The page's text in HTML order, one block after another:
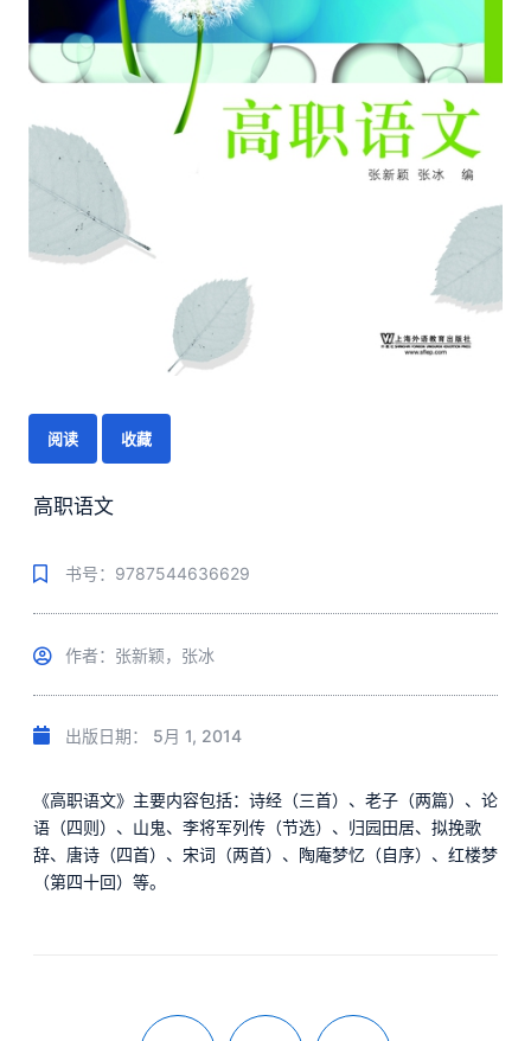
阅读 收藏
高职语文
书号：9787544636629
作者：张新颖，张冰
出版日期： 5月 1, 2014
《高职语文》主要内容包括：诗经（三首）、老子（两篇）、论
语（四则）、山鬼、李将军列传（节选）、归园田居、拟挽歌
辞、唐诗（四首）、宋词（两首）、陶庵梦忆（自序）、红楼梦
（第四十回）等。